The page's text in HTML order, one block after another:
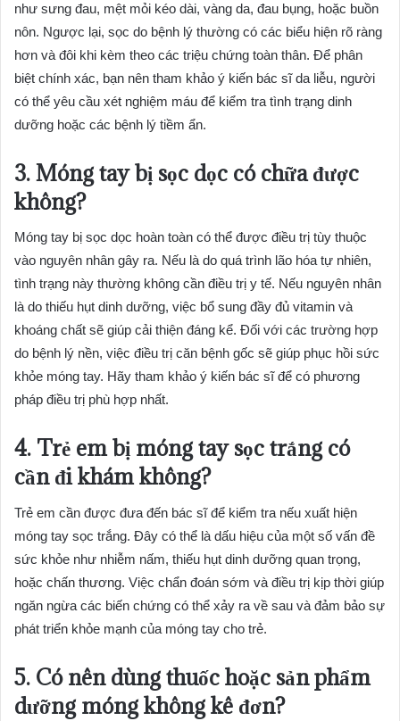
như sưng đau, mệt mỏi kéo dài, vàng da, đau bụng, hoặc buồn
nôn. Ngược lại, sọc do bệnh lý thường có các biểu hiện rõ ràng
hơn và đôi khi kèm theo các triệu chứng toàn thân. Để phân
biệt chính xác, bạn nên tham khảo ý kiến bác sĩ da liễu, người
có thể yêu cầu xét nghiệm máu để kiểm tra tình trạng dinh
dưỡng hoặc các bệnh lý tiềm ẩn.
3. Móng tay bị sọc dọc có chữa được
không?
Móng tay bị sọc dọc hoàn toàn có thể được điều trị tùy thuộc
vào nguyên nhân gây ra. Nếu là do quá trình lão hóa tự nhiên,
tình trạng này thường không cần điều trị y tế. Nếu nguyên nhân
là do thiếu hụt dinh dưỡng, việc bổ sung đầy đủ vitamin và
khoáng chất sẽ giúp cải thiện đáng kể. Đối với các trường hợp
do bệnh lý nền, việc điều trị căn bệnh gốc sẽ giúp phục hồi sức
khỏe móng tay. Hãy tham khảo ý kiến bác sĩ để có phương
pháp điều trị phù hợp nhất.
4. Trẻ em bị móng tay sọc trắng có
cần đi khám không?
Trẻ em cần được đưa đến bác sĩ để kiểm tra nếu xuất hiện
móng tay sọc trắng. Đây có thể là dấu hiệu của một số vấn đề
sức khỏe như nhiễm nấm, thiếu hụt dinh dưỡng quan trọng,
hoặc chấn thương. Việc chẩn đoán sớm và điều trị kịp thời giúp
ngăn ngừa các biến chứng có thể xảy ra về sau và đảm bảo sự
phát triển khỏe mạnh của móng tay cho trẻ.
5. Có nên dùng thuốc hoặc sản phẩm
dưỡng móng không kê đơn?